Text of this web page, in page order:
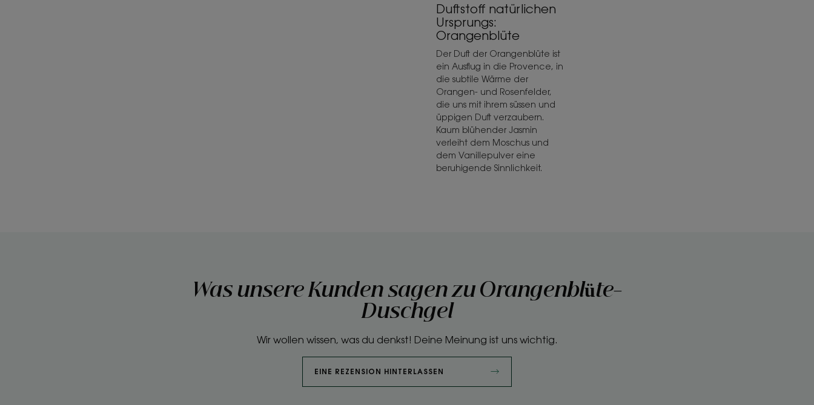
Duftstoff natürlichen
Ursprungs:
Orangenblüte
Der Duft der Orangenblüte ist
ein Ausflug in die Provence, in
die subtile Wärme der
Orangen- und Rosenfelder,
die uns mit ihrem süssen und
üppigen Duft verzaubern.
Kaum blühender Jasmin
verleiht dem Moschus und
dem Vanillepulver eine
beruhigende Sinnlichkeit.
Was unsere Kunden sagen zu Orangenblüte-
Duschgel
Wir wollen wissen, was du denkst! Deine Meinung ist uns wichtig.
EINE REZENSION HINTERLASSEN